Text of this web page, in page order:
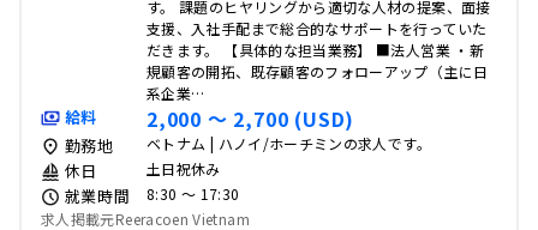
す。 課題のヒヤリングから適切な人材の提案、面接
支援、入社手配まで総合的なサポートを行っていた
だきます。 【具体的な担当業務】 ■法人営業 ・新
規顧客の開拓、既存顧客のフォローアップ（主に日
系企業…
給料 2,000 〜 2,700 (USD)
勤務地 ベトナム | ハノイ/ホーチミンの求人です。
休日 土日祝休み
就業時間
8:30 〜 17:30
求人掲載元Reeracoen Vietnam